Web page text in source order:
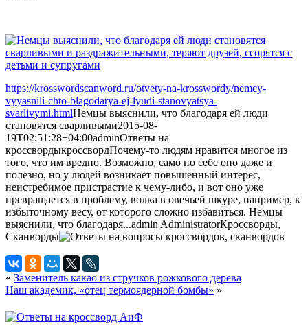
https://krosswordscanword.ru/otvety-na-krosswordy/nemcy-
vyyasnili-chto-blagodarya-ej-lyudi-stanovyatsya-
svarlivymi.htmlНемцы выяснили, что благодаря ей люди
становятся сварливыми2015-08-
19T02:51:28+04:00adminОтветы на
кроссвордыкроссвордПочему-то людям нравится многое из
того, что им вредно. Возможно, само по себе оно даже и
полезно, но у людей возникает повышенный интерес,
неистребимое пристрастие к чему-либо, и вот оно уже
превращается в проблему, волка в овечьей шкуре, например, к
избыточному весу, от которого сложно избавиться. Немцы
выяснили, что благодаря...admin AdministratorКроссворды,
Сканворды
« Заменитель какао из стручков рожкового дерева
Наш академик, «отец термоядерной бомбы» »